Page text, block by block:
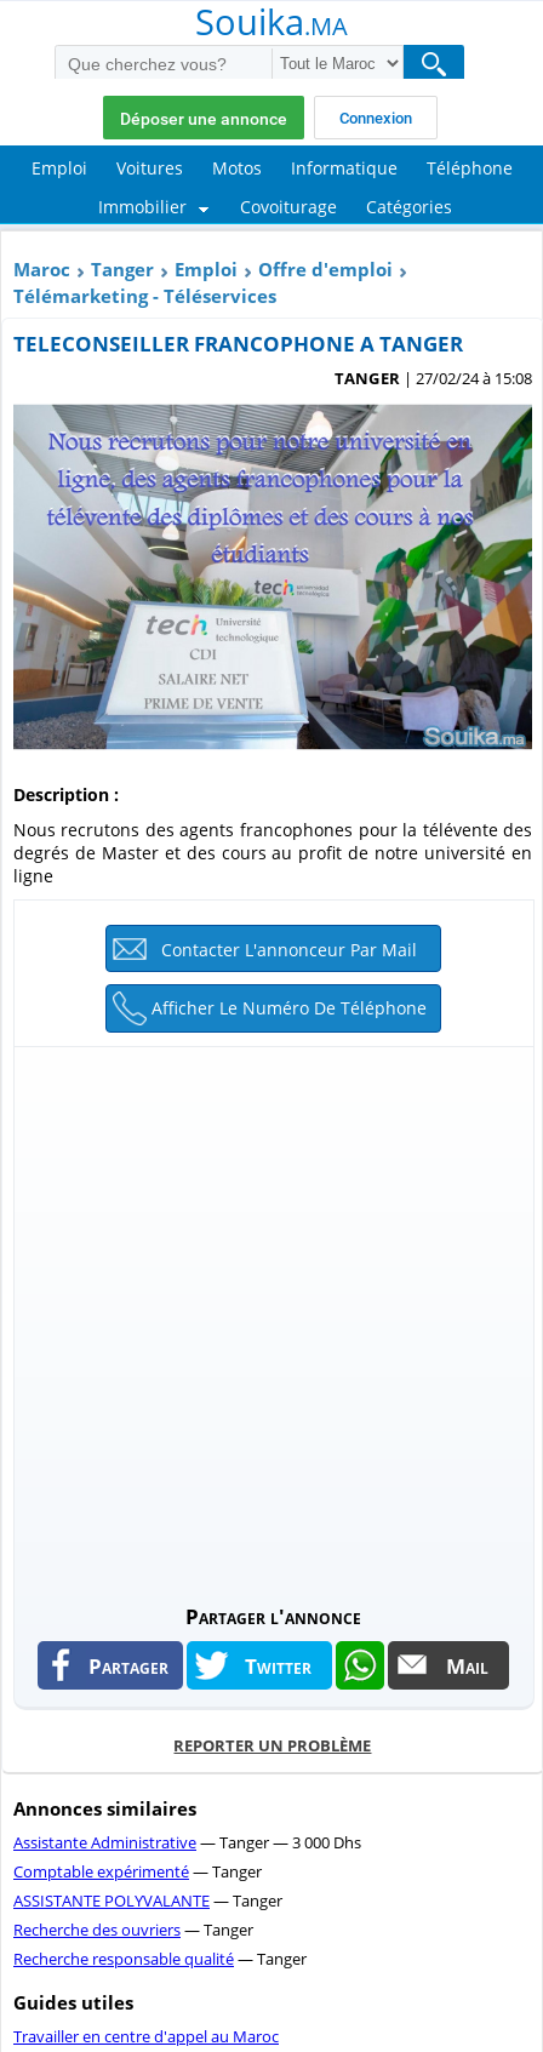
Souika.MA
Déposer une annonce Connexion
Emploi Voitures Motos Informatique
Téléphone
Immobilier
Covoiturage Catégories
Maroc Tanger Emploi
Offre d'emploi
Télémarketing - Téléservices
TELECONSEILLER FRANCOPHONE A TANGER
TANGER | 27/02/24 à 15:08
Description :
Nous recrutons des agents francophones pour la télévente des
degrés de Master et des cours au profit de notre université en
ligne
Contacter L'annonceur Par Mail
Partager l'annonce
Partager Twitter Mail
REPORTER UN PROBLÈME
Annonces similaires
Assistante Administrative— Tanger — 3 000 Dhs
Comptable expérimenté— Tanger
ASSISTANTE POLYVALANTE— Tanger
Recherche des ouvriers— Tanger
Recherche responsable qualité— Tanger
Guides utiles
Travailler en centre d'appel au Maroc